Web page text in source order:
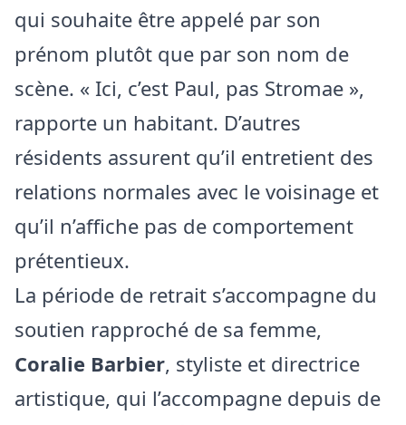
qui souhaite être appelé par son
prénom plutôt que par son nom de
scène. « Ici, c’est Paul, pas Stromae »,
rapporte un habitant. D’autres
résidents assurent qu’il entretient des
relations normales avec le voisinage et
qu’il n’affiche pas de comportement
prétentieux.
La période de retrait s’accompagne du
soutien rapproché de sa femme,
Coralie Barbier, styliste et directrice
artistique, qui l’accompagne depuis de